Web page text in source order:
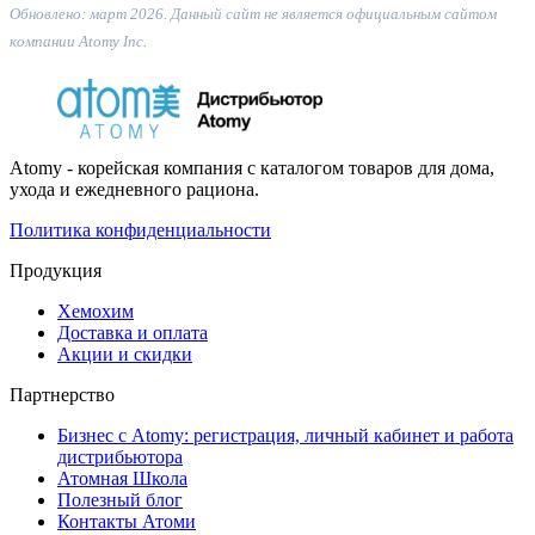
Обновлено: март 2026. Данный сайт не является официальным сайтом
компании Atomy Inc.
Atomy - корейская компания с каталогом товаров для дома,
ухода и ежедневного рациона.
Политика конфиденциальности
Продукция
Хемохим
Доставка и оплата
Акции и скидки
Партнерство
Бизнес с Atomy: регистрация, личный кабинет и работа
дистрибьютора
Атомная Школа
Полезный блог
Контакты Атоми